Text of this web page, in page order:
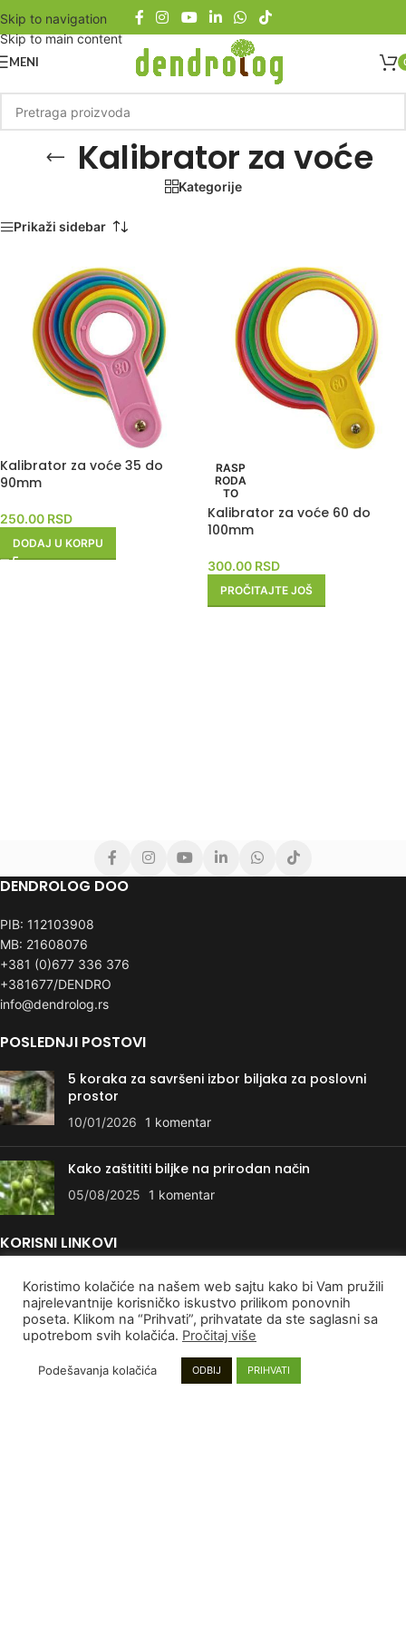
Skip to navigation
Skip to main content
MENI
Kalibrator za voće
Kategorije
Prikaži sidebar
Kalibrator za voće 35 do
90mm
250.00 RSD
DODAJ U KORPU
RASP
RODA
TO
Kalibrator za voće 60 do
100mm
300.00 RSD
PROČITAJTE JOŠ
DENDROLOG DOO
PIB: 112103908
MB: 21608076
+381 (0)677 336 376
+381677/DENDRO
info@dendrolog.rs
POSLEDNJI POSTOVI
5 koraka za savršeni izbor biljaka za poslovni
prostor
10/01/2026 1 komentar
Kako zaštititi biljke na prirodan način
05/08/2025 1 komentar
KORISNI LINKOVI
Politika Privatnosti
Uslovi korišćenja
Autorska Prava
Kontaktirajte nas
PLAĆANJE I DOSTAVA
Koristimo kolačiće na našem web sajtu kako bi Vam pružili
najrelevantnije korisničko iskustvo prilikom ponovnih
poseta. Klikom na “Prihvati”, prihvatate da ste saglasni sa
upotrebom svih kolačića. Pročitaj više
Podešavanja kolačića ODBIJ PRIHVATI